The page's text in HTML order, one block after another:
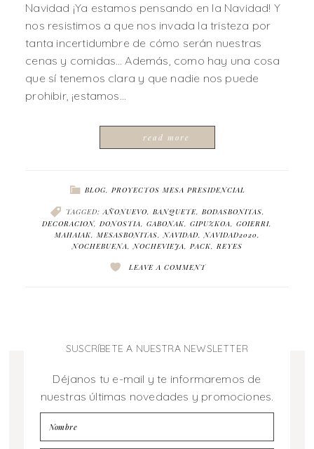
Navidad ¡Ya estamos pensando en la Navidad! Y
nos resistimos a que nos invada la tristeza por
tanta incertidumbre de cómo serán nuestras
cenas y comidas… Además, como hay una cosa
que sí tenemos clara y que nadie nos puede
prohibir, ¡estamos…
read more
BLOG, PROYECTOS MESA PRESIDENCIAL
TAGGED:AÑONUEVO, BANQUETE, BODASBONITAS,
DECORACION, DONOSTIA, GABONAK, GIPUZKOA, GOIERRI,
MAHAIAK, MESASBONITAS,NAVIDAD,NAVIDAD2020,
NOCHEBUENA,NOCHEVIEJA, PACK, REYES
LEAVE A COMMENT
SUSCRÍBETE A NUESTRA NEWSLETTER
Déjanos tu e-mail y te informaremos de
nuestras últimas novedades y promociones.